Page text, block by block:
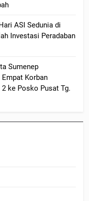
ASI Sedunia di
Investasi Peradaban
Sumenep
Korban
ke Posko Pusat Tg.